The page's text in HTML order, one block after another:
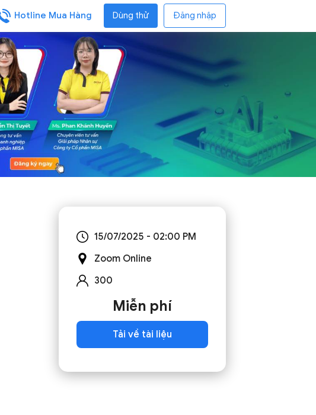
Hotline Mua Hàng Dùng thử Đăng nhập
15/07/2025 - 02:00 PM
Zoom Online
300
Miễn phí
Tải về tài liệu